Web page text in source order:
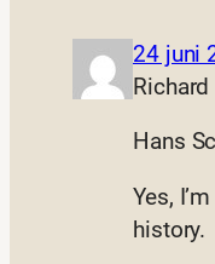
24 juni
Hans
Yes,
history.